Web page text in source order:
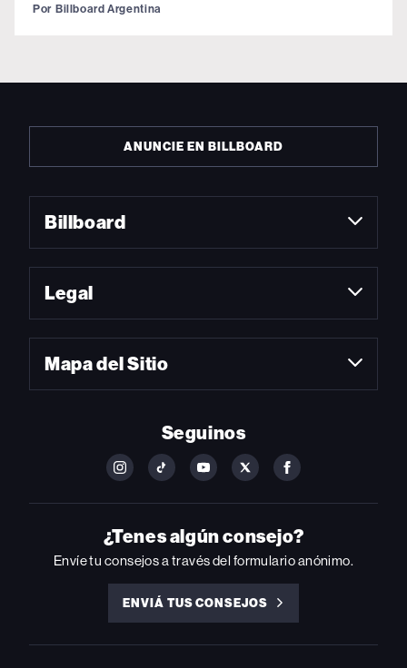
Por Billboard Argentina
ANUNCIE EN BILLBOARD
Billboard
Legal
Mapa del Sitio
Seguinos
FOLLOW
ON
INSTAGRAM
FOLLOW
ON
YOUTUBE
FOLLOW
ON
YOUTUBE
FOLLOW
ON
FOLLOW
ON
FACEBOOK
¿Tenes algún consejo?
Envíe tu consejos a través del formulario anónimo.
ENVIÁ TUS CONSEJOS
ENVIÁ
CONSEJOS